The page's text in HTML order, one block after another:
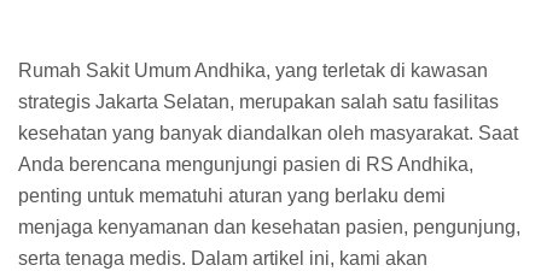
Rumah Sakit Umum Andhika, yang terletak di kawasan
strategis Jakarta Selatan, merupakan salah satu fasilitas
kesehatan yang banyak diandalkan oleh masyarakat. Saat
Anda berencana mengunjungi pasien di RS Andhika,
penting untuk mematuhi aturan yang berlaku demi
menjaga kenyamanan dan kesehatan pasien, pengunjung,
serta tenaga medis. Dalam artikel ini, kami akan